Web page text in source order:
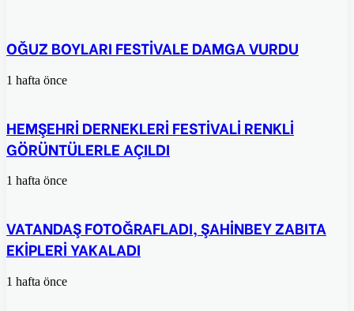
OĞUZ BOYLARI FESTİVALE DAMGA VURDU
1 hafta önce
HEMŞEHRİ DERNEKLERİ FESTİVALİ RENKLİ
GÖRÜNTÜLERLE AÇILDI
1 hafta önce
VATANDAŞ FOTOĞRAFLADI, ŞAHİNBEY ZABITA
EKİPLERİ YAKALADI
1 hafta önce